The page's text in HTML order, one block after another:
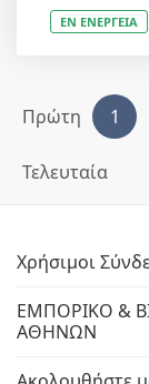
ΕΝ ΕΝΕΡΓΕΙΑ
Πρώτη 1
Τελευταία
Χρήσιμοι
ΕΜΠΟΡΙΚΟ &
ΑΘΗΝΩΝ